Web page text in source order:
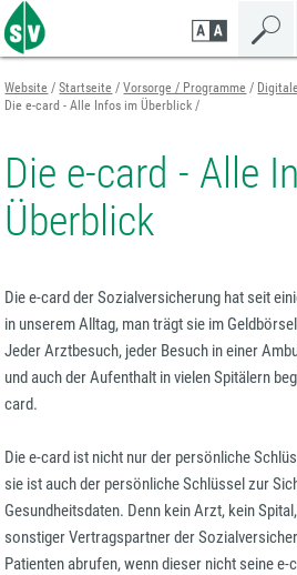
Zum
Seiteninhalt
springen
Zur
Navigation
springen
Zur
Mobilen
Navigation
springen
Website Startseite Vorsorge / Programme
Die e-card - Alle Infos im Überblick
Die e-card - Alle
Überblick
Die e-card der Sozialversicherung hat seit
in unserem Alltag, man trägt sie im
Jeder Arztbesuch, jeder Besuch in einer
und auch der Aufenthalt in vielen Spitälern
card.
Die e-card ist nicht nur der persönliche
sie ist auch der persönliche Schlüssel zur
Gesundheitsdaten. Denn kein Arzt, kein
sonstiger Vertragspartner der
Patienten abrufen, wenn dieser nicht seine e-